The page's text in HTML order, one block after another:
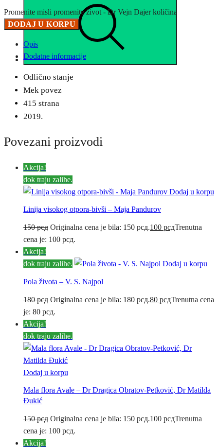
Promenite misli promenite život - Dr Vejn Dajer količina
DODAJ U KORPU
Opis
Dodatne informacije
Odlično stanje
Mek povez
415 strana
2019.
Povezani proizvodi
Akcija!
dok traju zalihe.
Dodaj u korpu
Linija visokog otpora-bivši – Maja Pandurov
150рсд Originalna cena je bila: 150 рсд.100 рсдTrenutna
cena je: 100 рсд.
Akcija!
dok traju zalihe.
Dodaj u korpu
Pola života – V. S. Najpol
180рсд Originalna cena je bila: 180 рсд.80 рсдTrenutna cena
je: 80 рсд.
Akcija!
dok traju zalihe.
Dodaj u korpu
Mala flora Avale – Dr Dragica Obratov-Petković, Dr Matilda
Đukić
150рсд Originalna cena je bila: 150 рсд.100 рсдTrenutna
cena je: 100 рсд.
Akcija!